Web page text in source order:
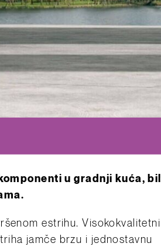
u gradnji kuća,
estrihu.
jamče brzu i jednostavnu